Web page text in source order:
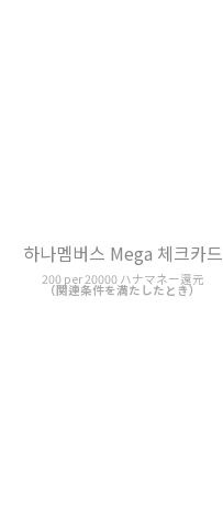
하나멤버스 Mega 체크카드
200 per 20000 ハナマネー還元
（関連条件を満たしたとき）